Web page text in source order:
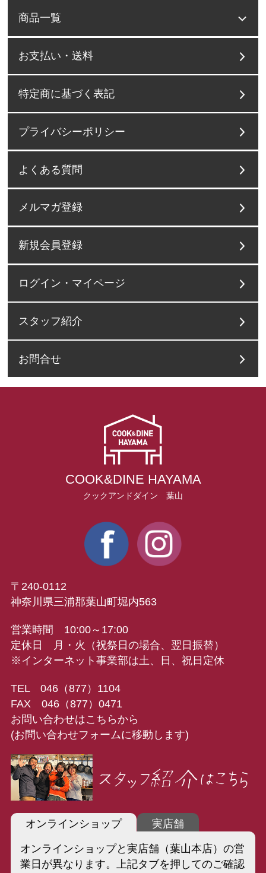
商品一覧
お支払い・送料
特定商に基づく表記
プライバシーポリシー
よくある質問
メルマガ登録
新規会員登録
ログイン・マイページ
スタッフ紹介
お問合せ
COOK&DINE HAYAMA
クックアンドダイン 葉山
〒240-0112
神奈川県三浦郡葉山町堀内563
営業時間 10:00～17:00
定休日 月・火（祝祭日の場合、翌日振替）
※インターネット事業部は土、日、祝日定休
TEL 046（877）1104
FAX 046（877）0471
お問い合わせはこちらから
(お問い合わせフォームに移動します)
オンラインショップ 実店舗
オンラインショップと実店舗（葉山本店）の営
業日が異なります。上記タブを押してのご確認